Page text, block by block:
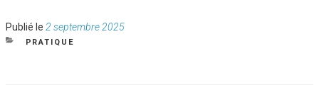
Publié le Publié
le
2 septembre 2025
CATÉGORIES
PRATIQUE